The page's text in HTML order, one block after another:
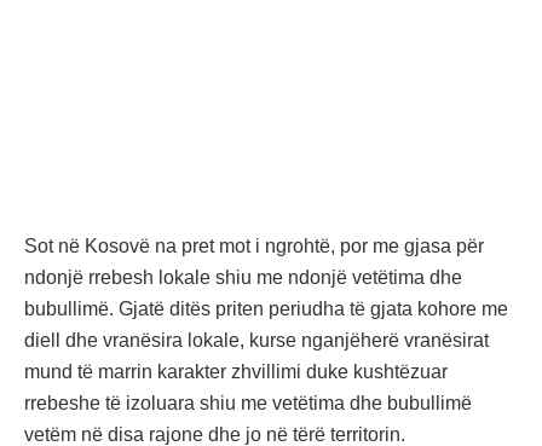
Sot në Kosovë na pret mot i ngrohtë, por me gjasa për
ndonjë rrebesh lokale shiu me ndonjë vetëtima dhe
bubullimë. Gjatë ditës priten periudha të gjata kohore me
diell dhe vranësira lokale, kurse nganjëherë vranësirat
mund të marrin karakter zhvillimi duke kushtëzuar
rrebeshe të izoluara shiu me vetëtima dhe bubullimë
vetëm në disa rajone dhe jo në tërë territorin.